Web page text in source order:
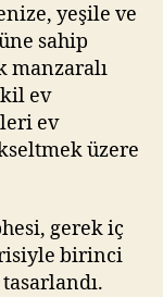
yeşile ve
sahip
manzaralı
ev
ev
üzere
gerek iç
birinci